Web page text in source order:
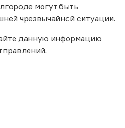
могут быть
чрезвычайной ситуации.
данную информацию